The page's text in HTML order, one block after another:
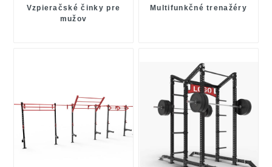
Vzpieračské činky pre
mužov
Multifunkčné trenažéry